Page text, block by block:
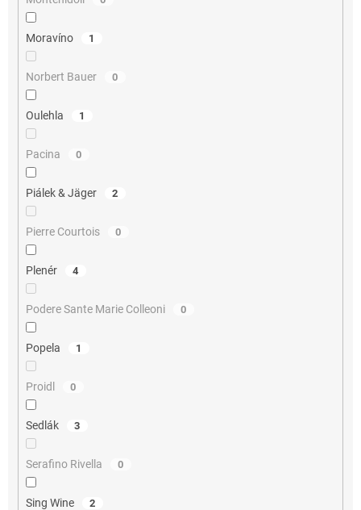
Moravíno 1
Norbert Bauer 0
Oulehla 1
Pacina 0
Piálek & Jäger 2
Pierre Courtois 0
Plenér 4
Podere Sante Marie Colleoni 0
Popela 1
Proidl 0
Sedlák 3
Serafino Rivella 0
Sing Wine 2